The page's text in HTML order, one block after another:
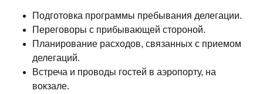
Подготовка программы пребывания делегации.
Переговоры с прибывающей стороной.
Планирование расходов, связанных с приемом
делегаций.
Встреча и проводы гостей в аэропорту, на
вокзале.